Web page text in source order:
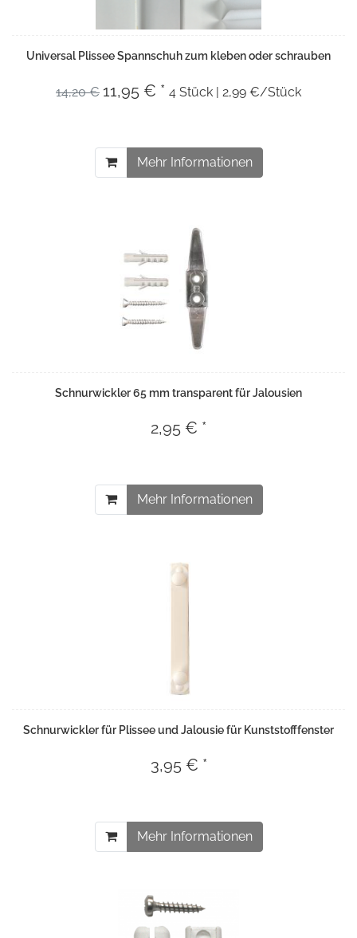
Universal Plissee Spannschuh zum kleben oder schrauben
14,20 € 11,95 € * 4 Stück | 2,99 €/Stück
Mehr Informationen
Schnurwickler 65 mm transparent für Jalousien
2,95 € *
Mehr Informationen
Schnurwickler für Plissee und Jalousie für Kunststofffenster
3,95 € *
Mehr Informationen